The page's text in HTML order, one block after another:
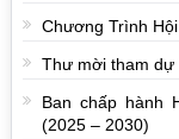
Chương Trình
Thư mời tham dự
Ban chấp hành
(2025 – 2030)